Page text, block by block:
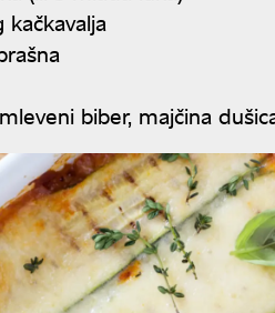
biber, majčina